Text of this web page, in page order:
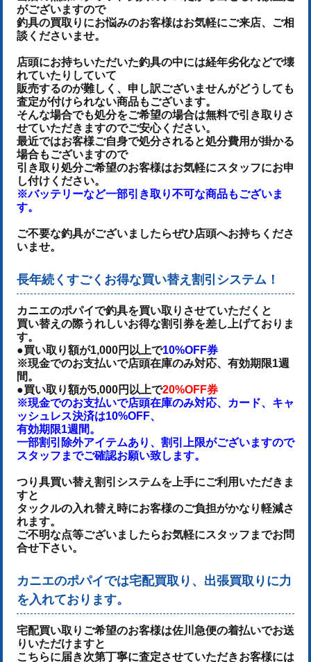
がございますので
釣具の買取りにお悩みのお客様はお気軽にご来店、ご相
談くださいませ。
店頭にお持ちいただいた釣具の中には経年劣化などで壊
れていたりしていて
販売するのが難しく、申し訳ございませんがどうしても
査定が付けられない商品もございます。
そんな場合でも処分をご希望の場合は無料で引き取りさ
せていただきますのでご安心ください。
最近ではお客様ご自身で処分されると処分費用が掛かる
場合もございますので
引き取り処分ご希望のお客様はお気軽にスタッフにお申
し付けください。
※バッテリーなど一部引き取り不可な商品もございま
す。
ご不要な釣具がございましたらぜひ店頭へお持ちくださ
いませ。
長年続くすごくお得な買い替え割引システム！
カニエのポパイで釣具を買い取りさせていただくと
買い替えの際うれしいお得な割引券を差し上げておりま
す。
●買い取り額が1,000円以上で10%OFF券
※現金でのお支払いで店頭在庫のみ対応、有効期限1週
間。
●買い取り額が5,000円以上で20%OFF券
※現金でのお支払いで店頭在庫のみ対応、カード、キャ
ッシュレス決済は10%OFF、
有効期限1週間。
一部割引除外アイテムあり、割引上限がございますので
スタッフまでご確認お願い致します。
つり具買い替え割引システムを上手にご利用いただきま
すと
タックルの入れ替え時にお客様のご負担がかなり軽減さ
れます。
ご不明な点等ございましたらお気軽にスタッフまでお問
合せ下さい。
カニエのポパイでは宅配買取り、出張買取りに力
を入れております。
宅配買い取りご希望のお客様は佐川急便の着払いでお送
りいただけますと
こちらに届き次第丁寧に査定させていただきお客様には